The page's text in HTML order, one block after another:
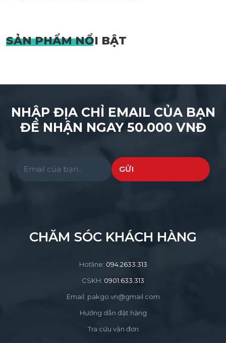
SẢN PHẨMNỔI BẬT
NHẬP ĐỊA CHỈ EMAIL CỦA BẠN
ĐỂ NHẬN NGAY 50.000 VNĐ
Please leave this field empty.
CHĂM SÓC KHÁCH HÀNG
Hotline: 094.2633.313
CSKH: 0901.633.313
Email: pakgo.vn@gmail.com
Hướng dẫn đặt hàng
Tra cứu vận đơn